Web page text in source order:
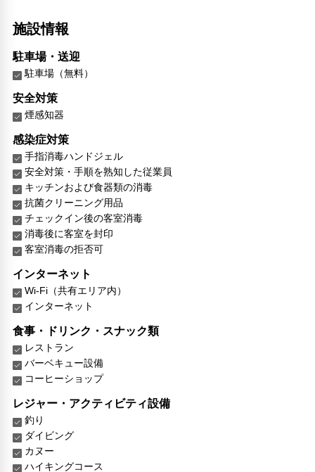
施設情報
駐車場・送迎
駐車場（無料）
安全対策
煙感知器
感染症対策
手指消毒ハンドジェル
安全対策・手順を熟知した従業員
キッチンおよび食器類の消毒
抗菌クリーニング用品
チェックイン後の客室消毒
消毒後に客室を封印
客室消毒の拒否可
インターネット
Wi-Fi（共有エリア内）
インターネット
食事・ドリンク・スナック類
レストラン
バーベキュー設備
コーヒーショップ
レジャー・アクティビティ設備
釣り
ダイビング
カヌー
ハイキングコース